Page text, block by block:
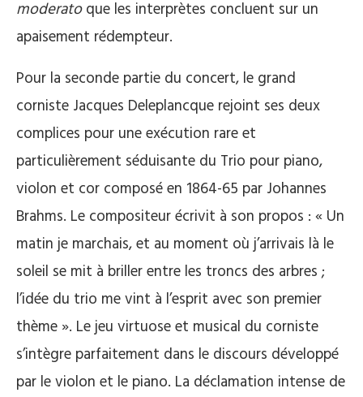
moderatoque les interprètes concluent sur un
apaisement rédempteur.
Pour la seconde partie du concert, le grand
corniste Jacques Deleplancque rejoint ses deux
complices pour une exécution rare et
particulièrement séduisante du Trio pour piano,
violon et cor composé en 1864-65 par Johannes
Brahms. Le compositeur écrivit à son propos : « Un
matin je marchais, et au moment où j’arrivais là le
soleil se mit à briller entre les troncs des arbres ;
l’idée du trio me vint à l’esprit avec son premier
thème ». Le jeu virtuose et musical du corniste
s’intègre parfaitement dans le discours développé
par le violon et le piano. La déclamation intense de